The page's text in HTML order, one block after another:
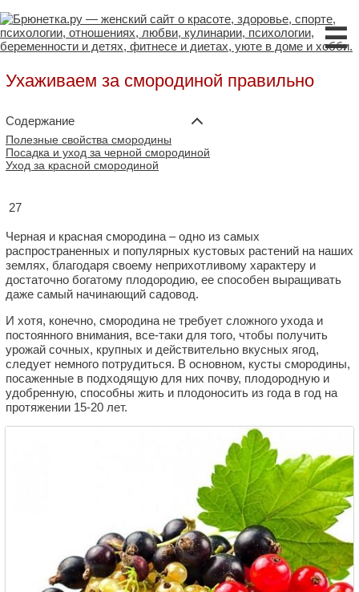
☰
Ухаживаем за смородиной правильно
Содержание
Полезные свойства смородины
Посадка и уход за черной смородиной
Уход за красной смородиной
27
Черная и красная смородина – одно из самых
распространенных и популярных кустовых растений на наших
землях, благодаря своему неприхотливому характеру и
достаточно богатому плодородию, ее способен выращивать
даже самый начинающий садовод.
И хотя, конечно, смородина не требует сложного ухода и
постоянного внимания, все-таки для того, чтобы получить
урожай сочных, крупных и действительно вкусных ягод,
следует немного потрудиться. В основном, кусты смородины,
посаженные в подходящую для них почву, плодородную и
удобренную, способны жить и плодоносить из года в год на
протяжении 15-20 лет.